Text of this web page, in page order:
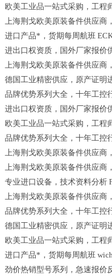
欧美工业品一站式采购，工程
上海荆戈欧美原装备件供应商
进口产品*，货期每周航班
进出口权资质，国外厂家报价
上海荆戈欧美原装备件供应商
德国工业精密供应，原产证明
品牌优势系列大全，十年工控
进出口权资质，国外厂家报价
欧美工业品一站式采购，工程
品牌优势系列大全，十年工控
上海荆戈欧美原装备件供应商
上海荆戈欧美原装备件供应商
专业进口设备，技术资料分析
上海荆戈欧美原装备件供应商
品牌优势系列大全，十年工控
德国工业精密供应，原产证明
欧美工业品一站式采购，工程
进口产品*，货期每周航班
劲价热销型号系列，急速报价